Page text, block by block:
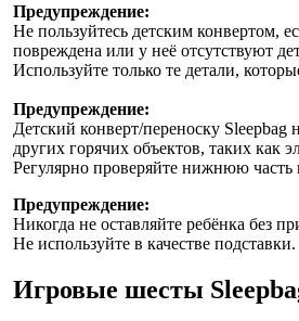
Предупреждение:
Не пользуйтесь детским конвертом,
повреждена или у неё отсутствуют
Используйте только те детали,
Предупреждение:
Детский конверт/переноску Sleepbag
других горячих объектов, таких как
Регулярно проверяйте нижнюю
Предупреждение:
Никогда не оставляйте ребёнка без
Не используйте в качестве подставки.
Игровые шесты